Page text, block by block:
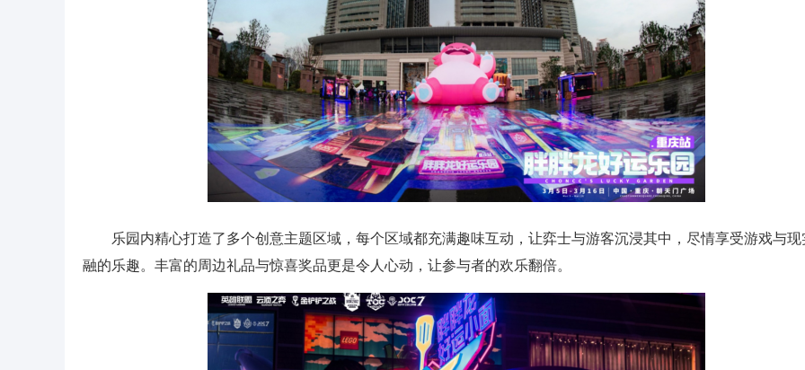
乐园内精心打造了多个创意主题区域，每个区域都充满趣味互动，让弈士与游客沉浸其中，尽情享受游戏与现
融的乐趣。丰富的周边礼品与惊喜奖品更是令人心动，让参与者的欢乐翻倍。